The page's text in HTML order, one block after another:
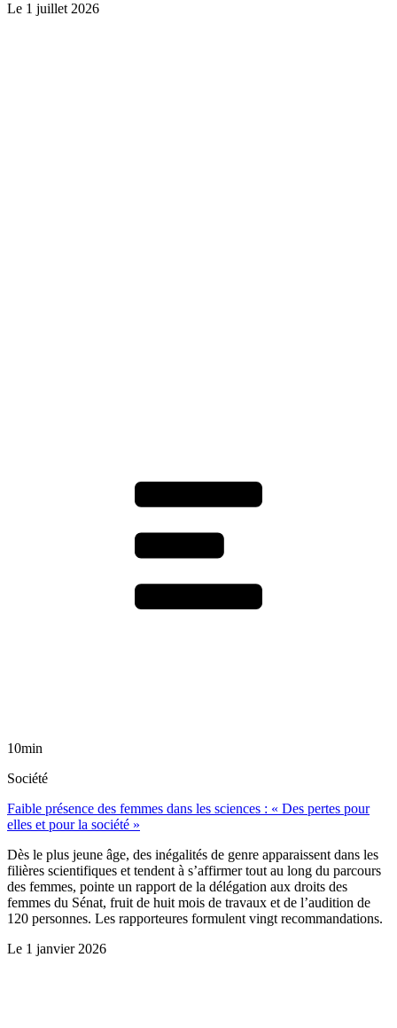
Le 1 juillet 2026
10min
Société
Faible présence des femmes dans les sciences : « Des pertes pour
elles et pour la société »
Dès le plus jeune âge, des inégalités de genre apparaissent dans les
filières scientifiques et tendent à s’affirmer tout au long du parcours
des femmes, pointe un rapport de la délégation aux droits des
femmes du Sénat, fruit de huit mois de travaux et de l’audition de
120 personnes. Les rapporteures formulent vingt recommandations.
Le 1 janvier 2026